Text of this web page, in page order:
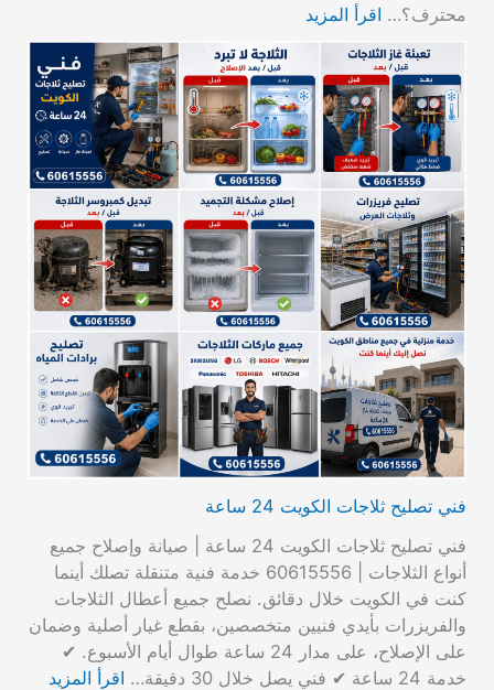
محترف؟… اقرأ المزيد
فني تصليح ثلاجات الكويت 24 ساعة
فني تصليح ثلاجات الكويت 24 ساعة | صيانة وإصلاح جميع
أنواع الثلاجات | 60615556 خدمة فنية متنقلة تصلك أينما
كنت في الكويت خلال دقائق. نصلح جميع أعطال الثلاجات
والفريزرات بأيدي فنيين متخصصين، بقطع غيار أصلية وضمان
على الإصلاح، على مدار 24 ساعة طوال أيام الأسبوع. ✔
خدمة 24 ساعة ✔ فني يصل خلال 30 دقيقة…
اقرأ المزيد